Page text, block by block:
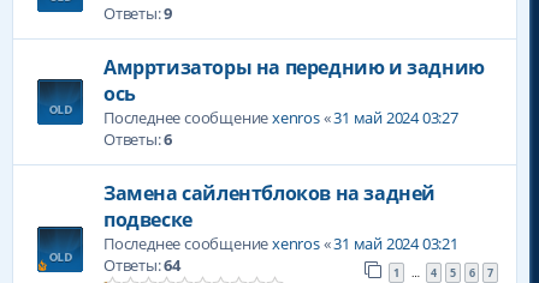
Ответы:9
Амрртизаторы на переднию и заднию
ось
Последнее сообщениеxenros«31 май 2024 03:27
Ответы:6
Замена сайлентблоков на задней
подвеске
Последнее сообщениеxenros«31 май 2024 03:21
Ответы:64 1 … 4 5 6 7